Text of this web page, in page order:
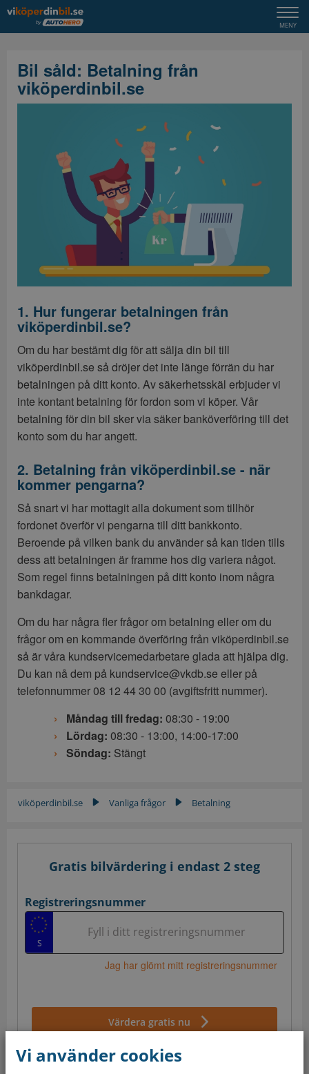
MENY
Bil såld: Betalning från
viköperdinbil.se
1. Hur fungerar betalningen från
viköperdinbil.se?
Om du har bestämt dig för att sälja din bil till
viköperdinbil.se så dröjer det inte länge förrän du har
betalningen på ditt konto. Av säkerhetsskäl erbjuder vi
inte kontant betalning för fordon som vi köper. Vår
betalning för din bil sker via säker banköverföring till det
konto som du har angett.
2. Betalning från viköperdinbil.se - när
kommer pengarna?
Så snart vi har mottagit alla dokument som tillhör
fordonet överför vi pengarna till ditt bankkonto.
Beroende på vilken bank du använder så kan tiden tills
dess att betalningen är framme hos dig variera något.
Som regel finns betalningen på ditt konto inom några
bankdagar.
Om du har några fler frågor om betalning eller om du
frågor om en kommande överföring från viköperdinbil.se
så är våra kundservicemedarbetare glada att hjälpa dig.
Du kan nå dem på kundservice@vkdb.se eller på
telefonnummer 08 12 44 30 00 (avgiftsfritt nummer).
Måndag till fredag: 08:30 - 19:00
Lördag: 08:30 - 13:00, 14:00-17:00
Söndag: Stängt
viköperdinbil.se Vanliga frågor Betalning
Gratis bilvärdering i endast 2 steg
Registreringsnummer
Fyll i ditt registreringsnummer
Jag har glömt mitt registreringsnummer
Värdera gratis nu
Vi använder cookies